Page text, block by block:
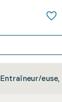
Entraîneur/